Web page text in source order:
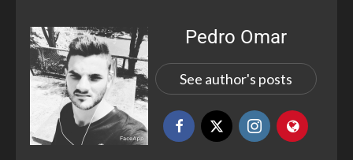
Pedro Omar
See author's posts